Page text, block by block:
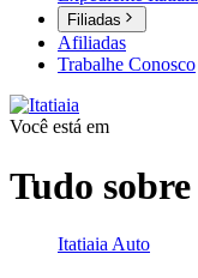
Filiadas
Afiliadas
Trabalhe Conosco
Você está em
Tudo sobre
Itatiaia Auto